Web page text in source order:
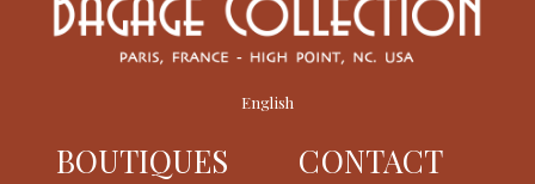
English
BOUTIQUES CONTACT